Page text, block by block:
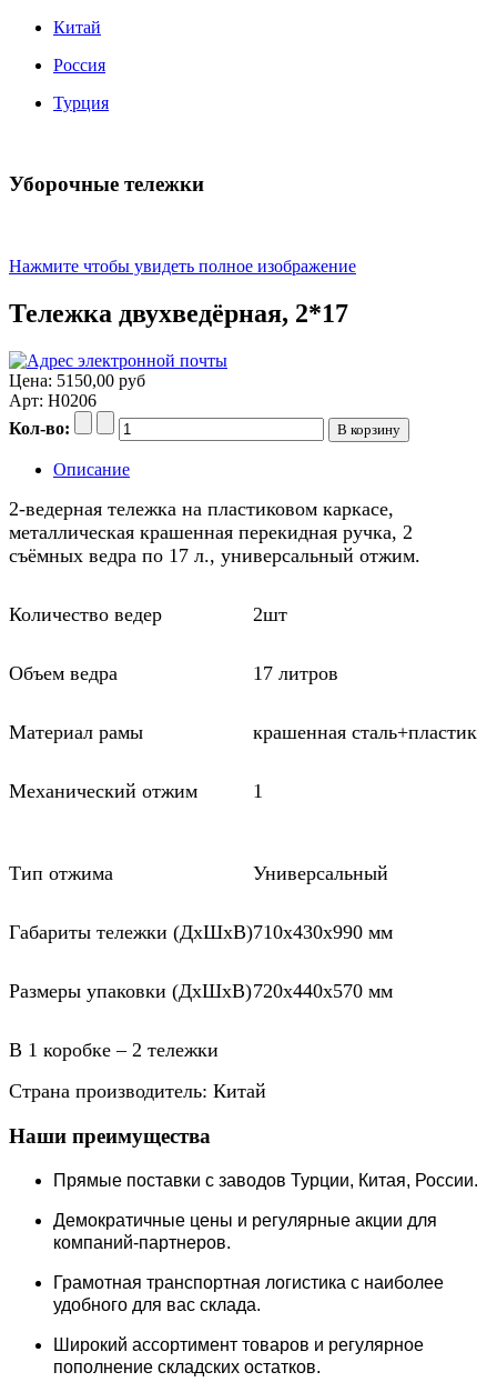
Китай
Россия
Турция
Уборочные тележки
Нажмите чтобы увидеть полное изображение
Тележка двухведёрная, 2*17
Цена: 5150,00 руб
Арт: H0206
Кол-во:
Описание
2-ведерная тележка на пластиковом каркасе,
металлическая крашенная перекидная ручка, 2
съёмных ведра по 17 л., универсальный отжим.
Количество ведер 2шт
Объем ведра 17 литров
Материал рамы крашенная сталь+пластик
Механический отжим 1
Тип отжима Универсальный
Габариты тележки (ДхШхВ)710х430х990 мм
Размеры упаковки (ДхШхВ)720х440х570 мм
В 1 коробке – 2 тележки
Страна производитель: Китай
Наши преимущества
Прямые поставки c заводов Турции, Китая, России.
Демократичные цены и регулярные акции для
компаний-партнеров.
Грамотная транспортная логистика с наиболее
удобного для вас склада.
Широкий ассортимент товаров и регулярное
пополнение складских остатков.